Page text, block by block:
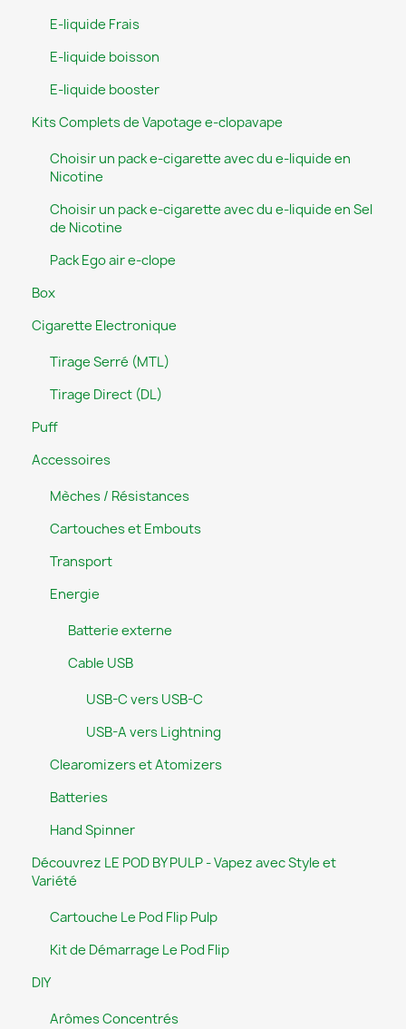
E-liquide Frais
E-liquide boisson
E-liquide booster
Kits Complets de Vapotage e-clopavape
Choisir un pack e-cigarette avec du e-liquide en
Nicotine
Choisir un pack e-cigarette avec du e-liquide en Sel
de Nicotine
Pack Ego air e-clope
Box
Cigarette Electronique
Tirage Serré (MTL)
Tirage Direct (DL)
Puff
Accessoires
Mèches / Résistances
Cartouches et Embouts
Transport
Energie
Batterie externe
Cable USB
USB-C vers USB-C
USB-A vers Lightning
Clearomizers et Atomizers
Batteries
Hand Spinner
Découvrez LE POD BY PULP - Vapez avec Style et
Variété
Cartouche Le Pod Flip Pulp
Kit de Démarrage Le Pod Flip
DIY
Arômes Concentrés